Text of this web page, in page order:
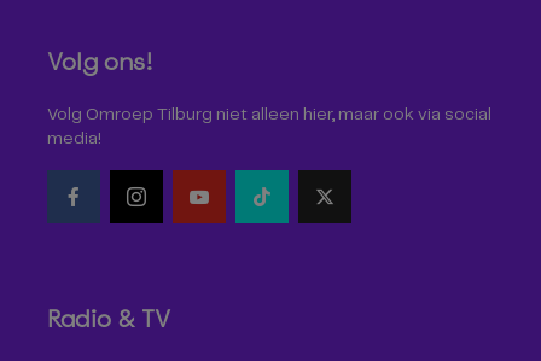
Volg ons!
Volg Omroep Tilburg niet alleen hier, maar ook via social
media!
Radio & TV